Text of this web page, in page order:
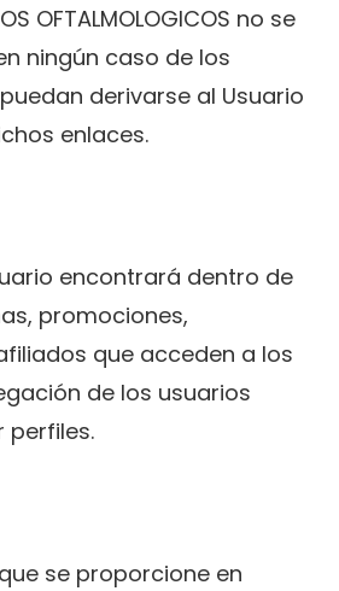
OFTALMOLOGICOS no se
ningún caso de los
derivarse al Usuario
enlaces.
encontrará dentro de
promociones,
que acceden a los
de los usuarios
perfiles.
se proporcione en